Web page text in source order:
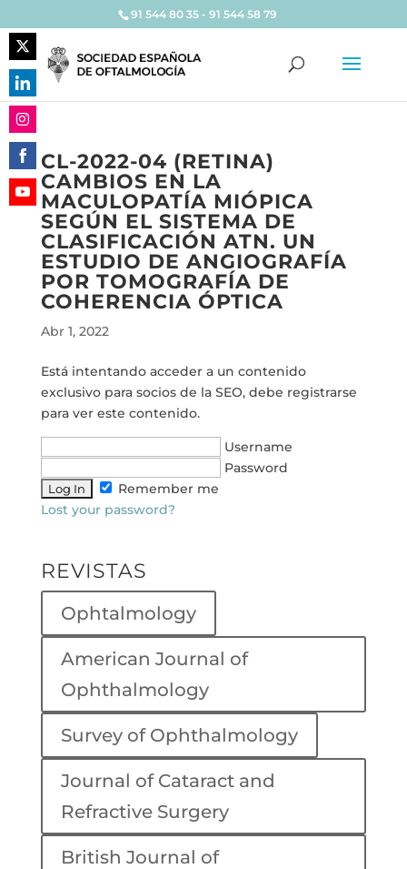
91 544 80 35 - 91 544 58 79
CL-2022-04 (RETINA)
CAMBIOS EN LA
MACULOPATÍA MIÓPICA
SEGÚN EL SISTEMA DE
CLASIFICACIÓN ATN. UN
ESTUDIO DE ANGIOGRAFÍA
POR TOMOGRAFÍA DE
COHERENCIA ÓPTICA
Abr 1, 2022
Está intentando acceder a un contenido
exclusivo para socios de la SEO, debe registrarse
para ver este contenido.
Username
Password
Remember me
Lost your password?
REVISTAS
Ophtalmology
American Journal of
Ophthalmology
Survey of Ophthalmology
Journal of Cataract and
Refractive Surgery
British Journal of
Share
on
Twitter
Share
on
LinkedIn
Share
on
Instagram
Share
on
Facebook
Share
YouTube